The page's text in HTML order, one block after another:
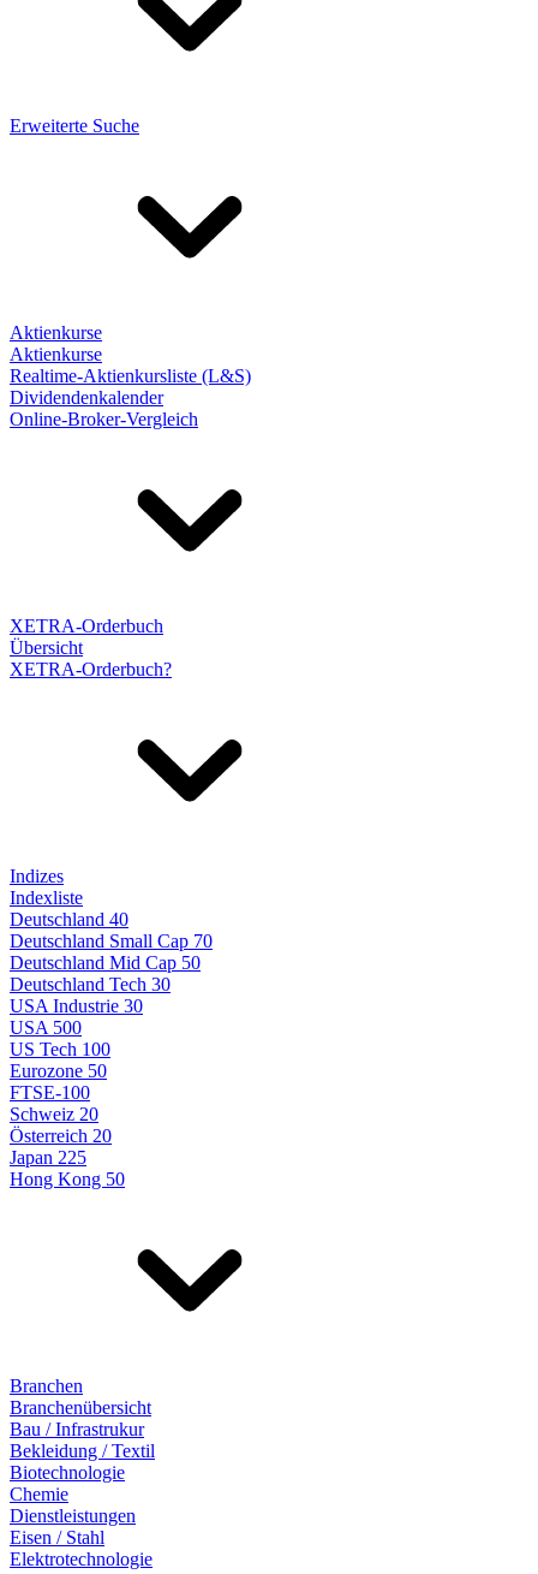
Erweiterte Suche
Aktienkurse
Aktienkurse
Realtime-Aktienkursliste (L&S)
Dividendenkalender
Online-Broker-Vergleich
XETRA-Orderbuch
Übersicht
XETRA-Orderbuch?
Indizes
Indexliste
Deutschland 40
Deutschland Small Cap 70
Deutschland Mid Cap 50
Deutschland Tech 30
USA Industrie 30
USA 500
US Tech 100
Eurozone 50
FTSE-100
Schweiz 20
Österreich 20
Japan 225
Hong Kong 50
Branchen
Branchenübersicht
Bau / Infrastrukur
Bekleidung / Textil
Biotechnologie
Chemie
Dienstleistungen
Eisen / Stahl
Elektrotechnologie